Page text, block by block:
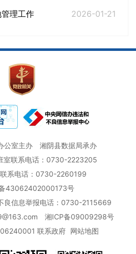
理工作
2026-01-21
公室主办
湘阴县数据局承办
室联系电话：0730-2223205
系电话：0730-2260199
43062402000173号
良信息举报电话：0730-2115669
湘ICP备09009298号
联系政府 网站地图